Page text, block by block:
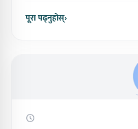
पूरा पढ्नुहोस्›